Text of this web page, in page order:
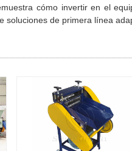
cómo invertir en el
soluciones de primera línea